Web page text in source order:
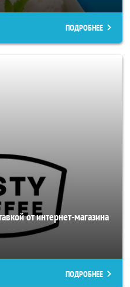
ПОДРОБНЕЕ
от интернет-магазина
ПОДРОБНЕЕ